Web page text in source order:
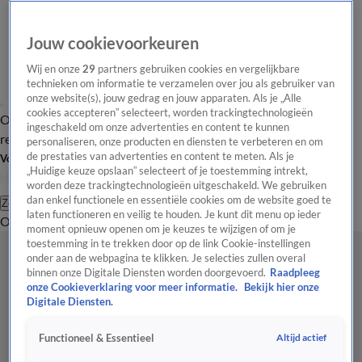
Overzicht Laatste nieuws Regionieuws Het beste van Hart
Tip de
redactie
Volg Hart van Nederland
Zoeken
OverzichtRegioUitzendingenWeerTip de redactiePanelVideo's
Jouw cookievoorkeuren
Wij en onze29 partners gebruiken cookies en vergelijkbare
technieken om informatie te verzamelen over jou als gebruiker van
onze website(s), jouw gedrag en jouw apparaten. Als je „Alle
cookies accepteren” selecteert, worden trackingtechnologieën
ingeschakeld om onze advertenties en content te kunnen
personaliseren, onze producten en diensten te verbeteren en om
de prestaties van advertenties en content te meten. Als je
„Huidige keuze opslaan” selecteert of je toestemming intrekt,
worden deze trackingtechnologieën uitgeschakeld. We gebruiken
dan enkel functionele en essentiële cookies om de website goed te
laten functioneren en veilig te houden. Je kunt dit menu op ieder
moment opnieuw openen om je keuzes te wijzigen of om je
toestemming in te trekken door op de link Cookie-instellingen
onder aan de webpagina te klikken. Je selecties zullen overal
binnen onze Digitale Diensten worden doorgevoerd. Raadpleeg
onze Cookieverklaring voor meer informatie.
Bekijk hier onze
Digitale Diensten.
Functioneel & Essentieel Altijd actief